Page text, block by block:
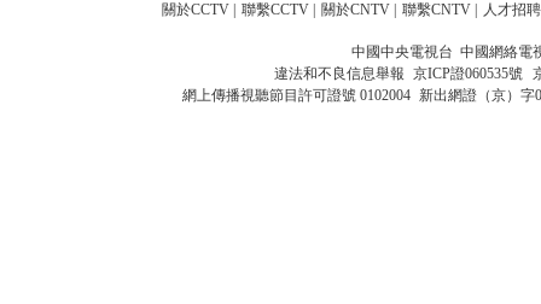
關於CCTV 聯繫CCTV 關於CNTV 聯繫CNTV 人才招聘
中國中央電視台 中國網絡電
違法和不良信息舉報 京ICP證060535號
網上傳播視聽節目許可證號 0102004 新出網證（京）